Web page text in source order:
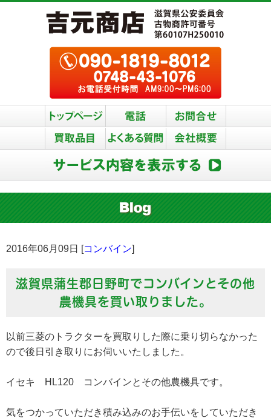
2016年06月09日 [コンバイン]
滋賀県蒲生郡日野町でコンバインとその他
農機具を買い取りました。
以前三菱のトラクターを買取りした際に乗り切らなかった
ので後日引き取りにお伺いいたしました。
イセキ HL120 コンバインとその他農機具です。
気をつかっていただき積み込みのお手伝いをしていただき